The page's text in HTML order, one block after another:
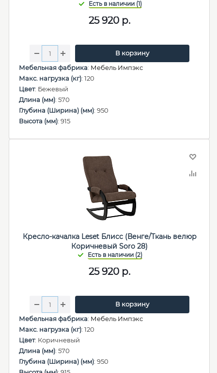
25 920 р.
В корзину
Мебельная фабрика: Мебель Импэкс
Макс. нагрузка (кг): 120
Цвет: Бежевый
Длина (мм): 570
Глубина (Ширина) (мм): 950
Высота (мм): 915
Кресло-качалка Leset Блисс (Венге/Ткань велюр
Коричневый Soro 28)
25 920 р.
В корзину
Мебельная фабрика: Мебель Импэкс
Макс. нагрузка (кг): 120
Цвет: Коричневый
Длина (мм): 570
Глубина (Ширина) (мм): 950